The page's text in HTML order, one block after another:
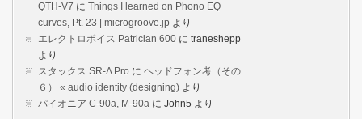
QTH-V7 に Things I learned on Phono EQ
curves, Pt. 23 | microgroove.jp より
エレクトロボイス Patrician 600 に traneshepp
より
スタックス SR-Λ Pro に ヘッドフォン考（その
６） « audio identity (designing) より
パイオニア C-90a, M-90a に John5 より